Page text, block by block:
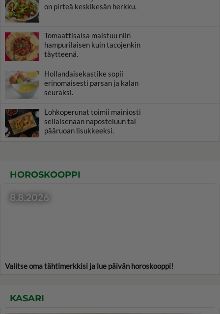
on pirteä keskikesän herkku.
Tomaattisalsa maistuu niin
hampurilaisen kuin tacojenkin
täytteenä.
Hollandaisekastike sopii
erinomaisesti parsan ja kalan
seuraksi.
Lohkoperunat toimii mainiosti
sellaisenaan naposteluun tai
pääruoan lisukkeeksi.
HOROSKOOPPI
8.8.2026
Valitse oma tähtimerkkisi ja lue päivän horoskooppi!
KASARI